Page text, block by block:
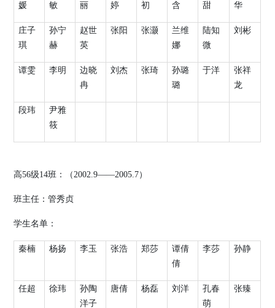
媛
敏
丽
婷
初
含
甜
华
庄子
琪
孙宁
赫
赵世
英
张阳 张灏
兰维
娜
陆知
微
刘彬
谭雯 李明
边晓
冉
刘杰 张琦
孙璐
璐
于洋
张祥
龙
段玮
尹雅
筱
高56级14班：（2002.9——2005.7）
班主任：管秀贞
学生名单：
秦楠 杨扬 李玉 张浩 郑莎
谭倩
倩
李莎 孙静
任超 徐玮
孙陶
洋子
唐倩 杨磊 刘洋
孔春
萌
张臻